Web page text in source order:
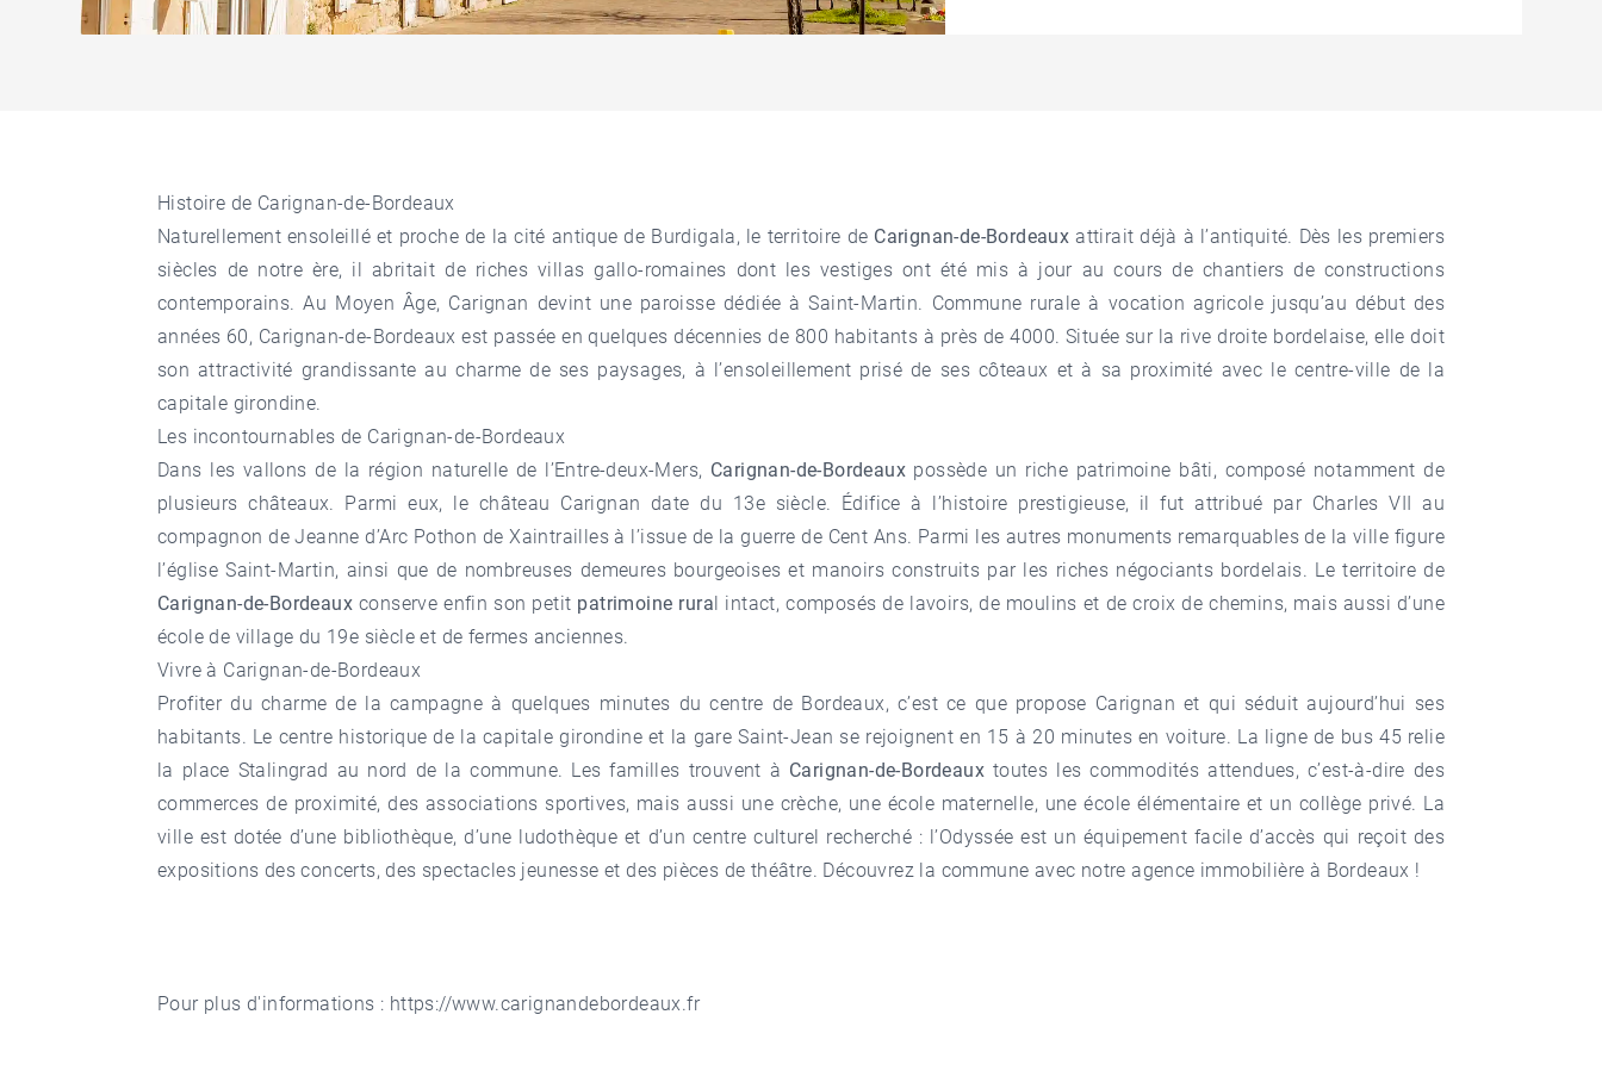
Histoire de Carignan-de-Bordeaux
Naturellement ensoleillé et proche de la cité antique de Burdigala, le territoire de Carignan-de-Bordeaux attirait déjà à l’antiquité. Dès les premiers
siècles de notre ère, il abritait de riches villas gallo-romaines dont les vestiges ont été mis à jour au cours de chantiers de constructions
contemporains. Au Moyen Âge, Carignan devint une paroisse dédiée à Saint-Martin. Commune rurale à vocation agricole jusqu’au début des
années 60, Carignan-de-Bordeaux est passée en quelques décennies de 800 habitants à près de 4000. Située sur la rive droite bordelaise, elle doit
son attractivité grandissante au charme de ses paysages, à l’ensoleillement prisé de ses côteaux et à sa proximité avec le centre-ville de la
capitale girondine.
Les incontournables de Carignan-de-Bordeaux
Dans les vallons de la région naturelle de l’Entre-deux-Mers, Carignan-de-Bordeauxpossède un riche patrimoine bâti, composé notamment de
plusieurs châteaux. Parmi eux, le château Carignan date du 13e siècle. Édifice à l’histoire prestigieuse, il fut attribué par Charles VII au
compagnon de Jeanne d’Arc Pothon de Xaintrailles à l’issue de la guerre de Cent Ans. Parmi les autres monuments remarquables de la ville figure
l’église Saint-Martin, ainsi que de nombreuses demeures bourgeoises et manoirs construits par les riches négociants bordelais. Le territoire de
Carignan-de-Bordeaux conserve enfin son petit patrimoine rural intact, composés de lavoirs, de moulins et de croix de chemins, mais aussi d’une
école de village du 19e siècle et de fermes anciennes.
Vivre à Carignan-de-Bordeaux
Profiter du charme de la campagne à quelques minutes du centre de Bordeaux, c’est ce que propose Carignan et qui séduit aujourd’hui ses
habitants. Le centre historique de la capitale girondine et la gare Saint-Jean se rejoignent en 15 à 20 minutes en voiture. La ligne de bus 45 relie
la place Stalingrad au nord de la commune. Les familles trouvent à Carignan-de-Bordeauxtoutes les commodités attendues, c’est-à-dire des
commerces de proximité, des associations sportives, mais aussi une crèche, une école maternelle, une école élémentaire et un collège privé. La
ville est dotée d’une bibliothèque, d’une ludothèque et d’un centre culturel recherché : l’Odyssée est un équipement facile d’accès qui reçoit des
expositions des concerts, des spectacles jeunesse et des pièces de théâtre. Découvrez la commune avec notreagence immobilière à Bordeaux !
Pour plus d'informations : https://www.carignandebordeaux.fr